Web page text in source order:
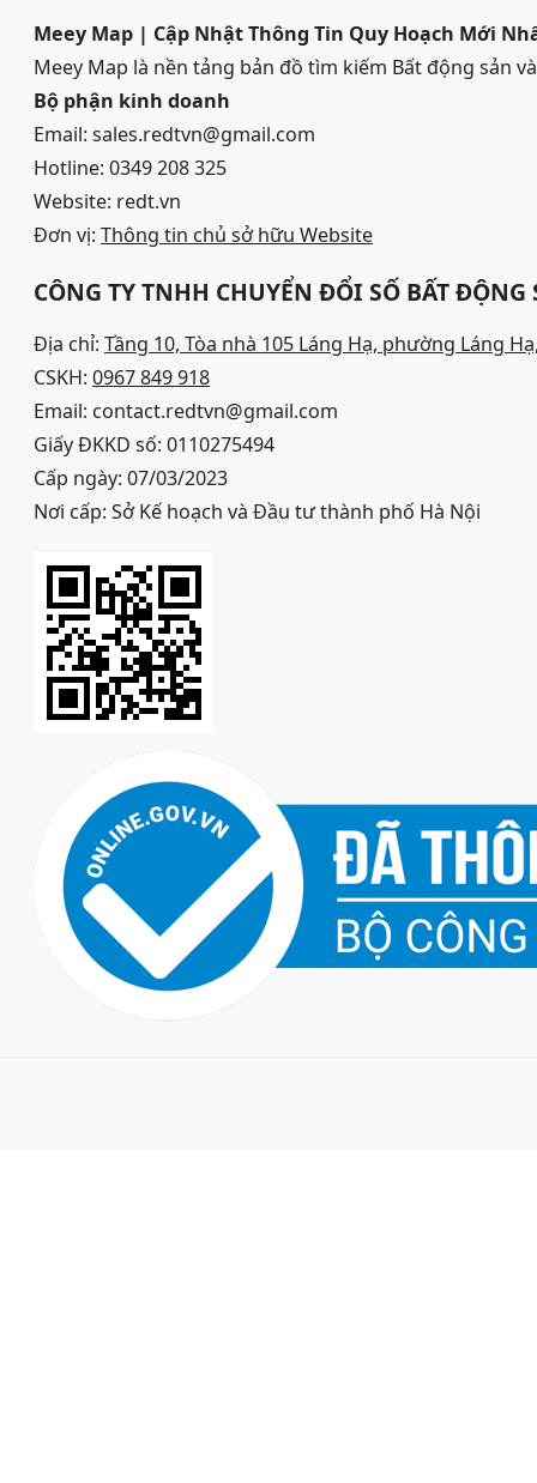
Meey Map | Cập Nhật Thông Tin Quy Hoạch Mới
Meey Map là nền tảng bản đồ tìm kiếm Bất động sản
Bộ phận kinh doanh
Email: sales.redtvn@gmail.com
Hotline: 0349 208 325
Website: redt.vn
Đơn vị: Thông tin chủ sở hữu Website
CÔNG TY TNHH CHUYỂN ĐỔI SỐ BẤT ĐỘNG
Địa chỉ: Tầng 10, Tòa nhà 105 Láng Hạ, phường Láng
CSKH: 0967 849 918
Email: contact.redtvn@gmail.com
Giấy ĐKKD số: 0110275494
Cấp ngày: 07/03/2023
Nơi cấp: Sở Kế hoạch và Đầu tư thành phố Hà Nội